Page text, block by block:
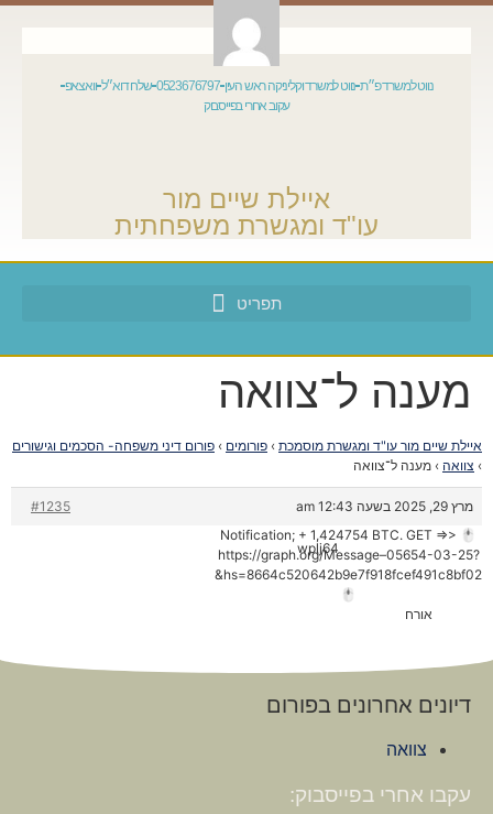
נווט למשרד פ״ת נווט למשרד וקליניקה ראש העין 0523676797 שלח דוא״ל וואצאפ
עקוב אחרי בפייסבוק
איילת שיים מור
עו"ד ומגשרת משפחתית
מענה ל־צוואה
איילת שיים מור עו"ד ומגשרת מוסמכת › פורומים › פורום דיני משפחה- הסכמים וגישורים
› צוואה › מענה ל־צוואה
מרץ 29, 2025 בשעה 12:43 am
#1235
🖱 Notification; + 1,424754 BTC. GET =>>
https://graph.org/Message–05654-03-25?
hs=8664c520642b9e7f918fcef491c8bf02&
🖱
אורח
wplj64
דיונים אחרונים בפורום
צוואה
עקבו אחרי בפייסבוק: